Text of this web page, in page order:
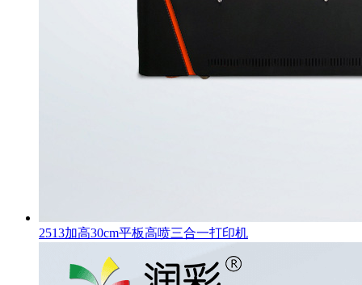
2513加高30cm平板高喷三合一打印机